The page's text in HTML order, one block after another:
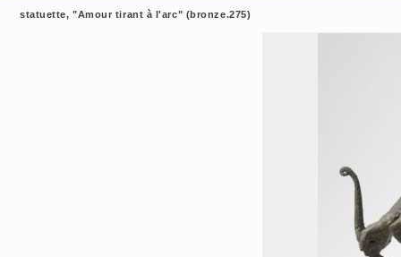
statuette, "Amour tirant à l'arc" (bronze.275)